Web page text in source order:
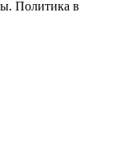
Политика в